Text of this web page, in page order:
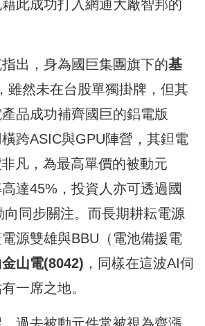
此成功打入網通大廠智邦的
出，身為國巨集團旗下的基
，雖然未在台股單獨掛牌，但其
品成功補齊國巨的鋁電版
跨ASIC與GPU陣營，其鉭電
凡，為最高單價的被動元
達45%，投資人亦可透過國
向同步關注。而長期耕耘電源
源雙雄與BBU（電池備援電
金山電(8042) ，同樣在這波AI伺
一席之地。
過去被動元件常被視為齊漲